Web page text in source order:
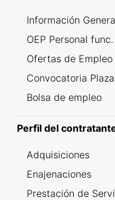
Información
OEP Personal
Ofertas de
Convocatoria
Bolsa de empleo
Perfil del
Adquisiciones
Enajenaciones
Prestación de